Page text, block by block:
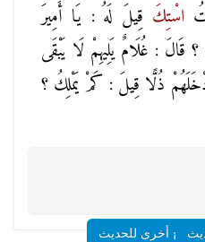
اسْتِكَ قِيلَ لَهُ : يَا أَمِيرَ
قَالَ : غُلَامٌ يَلِيهِمْ لَا يَبْقَى
ذُلًّا قِيلَ : كَمْ يَمْلِكُ ؟
شروح أخرى للحديث